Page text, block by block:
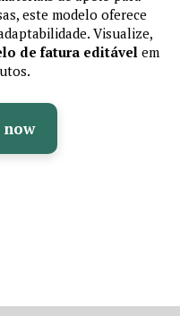
este modelo oferece
Visualize,
de fatura editável em